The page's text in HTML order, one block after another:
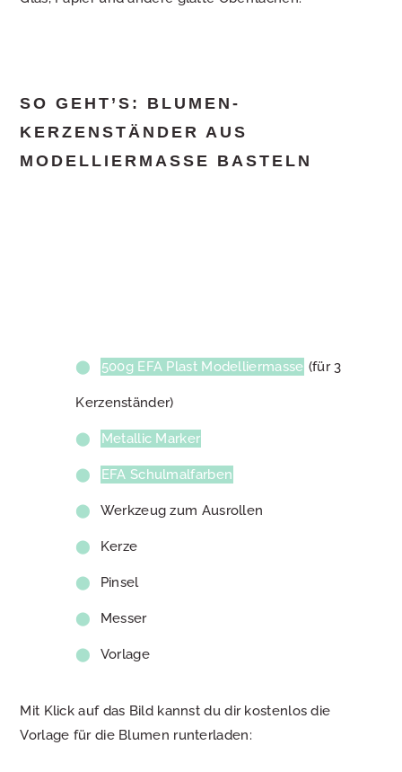
SO GEHT’S: BLUMEN-
KERZENSTÄNDER AUS
MODELLIERMASSE BASTELN
500g EFA Plast Modelliermasse (für 3
Kerzenständer)
Metallic Marker
EFA Schulmalfarben
Werkzeug zum Ausrollen
Kerze
Pinsel
Messer
Vorlage
Mit Klick auf das Bild kannst du dir kostenlos die
Vorlage für die Blumen runterladen: